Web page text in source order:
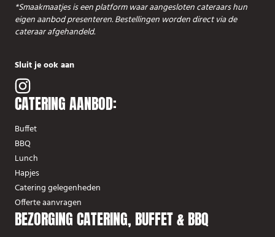
*Smaakmaatjes is een platform waar aangesloten cateraars hun
eigen aanbod presenteren. Bestellingen worden direct via de
cateraar afgehandeld.
Sluit je ook aan
CATERING AANBOD:
Buffet
BBQ
Lunch
Hapjes
Catering gelegenheden
Offerte aanvragen
BEZORGING CATERING, BUFFET & BBQ